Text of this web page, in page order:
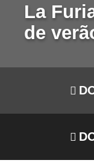
La
de